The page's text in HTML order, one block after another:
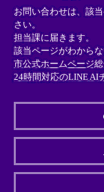
お問い合わせは、該
さい。
担当課に届きます。
該当ページがわから
市公式ホームページ
24時間対応のLINE AI
外
リ
ン
＞